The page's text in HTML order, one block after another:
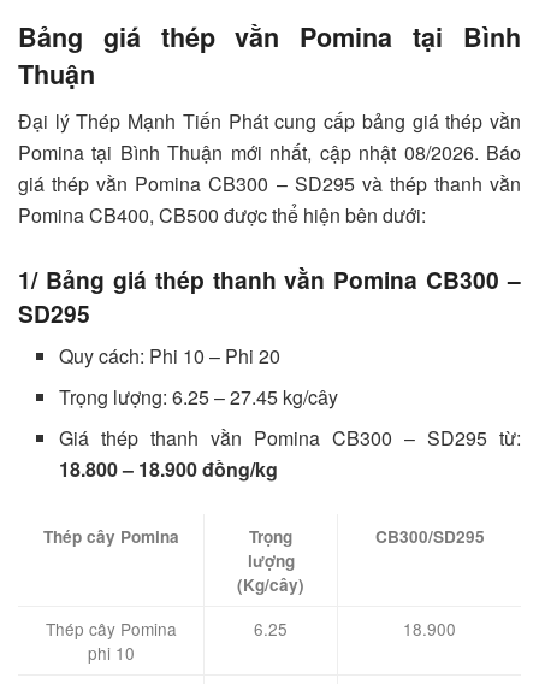
Bảng giá thép vằn Pomina tại Bình
Thuận
Đại lý Thép Mạnh Tiến Phát cung cấp bảng giá thép vằn
Pomina tại Bình Thuận mới nhất, cập nhật 08/2026. Báo
giá thép vằn Pomina CB300 – SD295 và thép thanh vằn
Pomina CB400, CB500 được thể hiện bên dưới:
1/ Bảng giá thép thanh vằn Pomina CB300 –
SD295
Quy cách: Phi 10 – Phi 20
Trọng lượng: 6.25 – 27.45 kg/cây
Giá thép thanh vằn Pomina CB300 – SD295 từ:
18.800 – 18.900 đồng/kg
Thép cây Pomina
Trọng
lượng
(Kg/cây)
CB300/SD295
Thép cây Pomina
phi 10
6.25 18.900